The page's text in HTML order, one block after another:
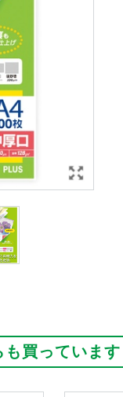
も買っています